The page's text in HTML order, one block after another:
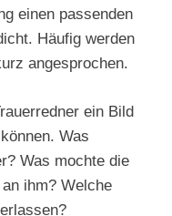
einen passenden
Häufig werden
angesprochen.
ein Bild
Was
Was mochte die
ihm? Welche